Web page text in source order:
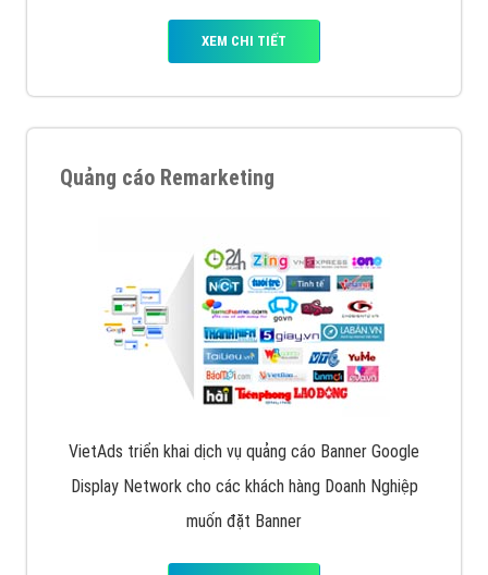
XEM CHI TIẾT
Quảng cáo Remarketing
VietAds triển khai dịch vụ quảng cáo Banner Google
Display Network cho các khách hàng Doanh Nghiệp
muốn đặt Banner